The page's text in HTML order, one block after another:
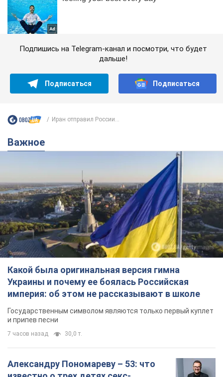
Подпишись на Telegram-канал и посмотри, что будет
дальше!
Подписаться Подписаться
Иран отправил России...
Важное
Какой была оригинальная версия гимна
Украины и почему ее боялась Российская
империя: об этом не рассказывают в школе
Государственным символом являются только первый куплет
и припев песни
7 часов назад 30,0 т.
Александру Пономареву – 53: что